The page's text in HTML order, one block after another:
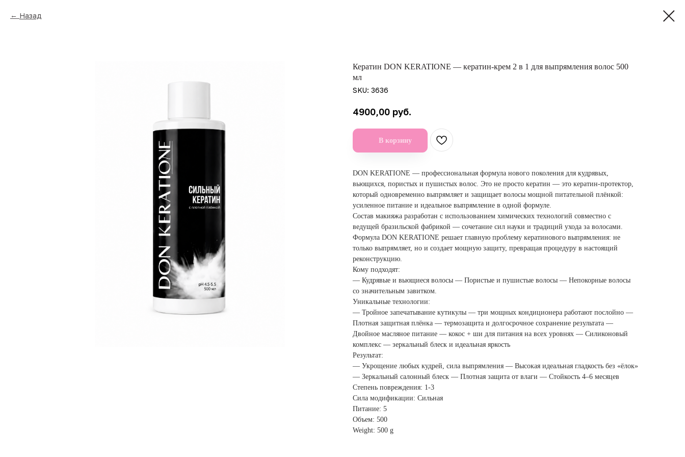
Назад
Кератин DON KERATIONE — кератин-крем 2 в 1 для выпрямления волос 500
мл
SKU: 3636
4900,00 руб.
В корзину
DON KERATIONE — профессиональная формула нового поколения для кудрявых,
вьющихся, пористых и пушистых волос. Это не просто кератин — это кератин-протектор,
который одновременно выпрямляет и защищает волосы мощной питательной плёнкой:
усиленное питание и идеальное выпрямление в одной формуле.
Состав макияжа разработан с использованием химических технологий совместно с
ведущей бразильской фабрикой — сочетание сил науки и традиций ухода за волосами.
Формула DON KERATIONE решает главную проблему кератинового выпрямления: не
только выпрямляет, но и создает мощную защиту, превращая процедуру в настоящий
реконструкцию.
Кому подходят:
— Кудрявые и вьющиеся волосы — Пористые и пушистые волосы — Непокорные волосы
со значительным завитком.
Уникальные технологии:
— Тройное запечатывание кутикулы — три мощных кондиционера работают послойно —
Плотная защитная плёнка — термозащита и долгосрочное сохранение результата —
Двойное масляное питание — кокос + ши для питания на всех уровнях — Силиконовый
комплекс — зеркальный блеск и идеальная яркость
Результат:
— Укрощение любых кудрей, сила выпрямления — Высокая идеальная гладкость без «ёлок»
— Зеркальный салонный блеск — Плотная защита от влаги — Стойкость 4–6 месяцев
Степень повреждения: 1-3
Сила модификации: Сильная
Питание: 5
Объем: 500
Weight: 500 g